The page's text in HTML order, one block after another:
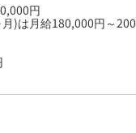
円
)は月給180,000円～